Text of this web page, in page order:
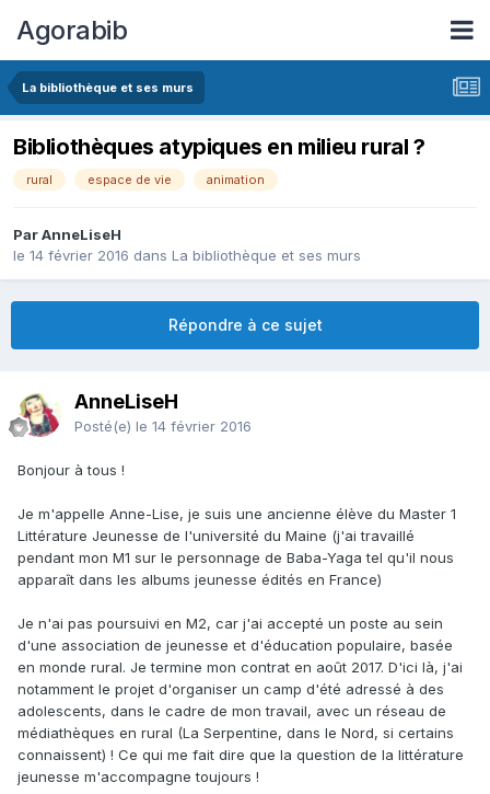
Agorabib
La bibliothèque et ses murs
Bibliothèques atypiques en milieu rural ?
rural espace de vie animation
Par AnneLiseH
le 14 février 2016 dans La bibliothèque et ses murs
Répondre à ce sujet
AnneLiseH
Posté(e) le 14 février 2016
Bonjour à tous !
Je m'appelle Anne-Lise, je suis une ancienne élève du Master 1
Littérature Jeunesse de l'université du Maine (j'ai travaillé
pendant mon M1 sur le personnage de Baba-Yaga tel qu'il nous
apparaît dans les albums jeunesse édités en France)
Je n'ai pas poursuivi en M2, car j'ai accepté un poste au sein
d'une association de jeunesse et d'éducation populaire, basée
en monde rural. Je termine mon contrat en août 2017. D'ici là, j'ai
notamment le projet d'organiser un camp d'été adressé à des
adolescents, dans le cadre de mon travail, avec un réseau de
médiathèques en rural (La Serpentine, dans le Nord, si certains
connaissent) ! Ce qui me fait dire que la question de la littérature
jeunesse m'accompagne toujours !